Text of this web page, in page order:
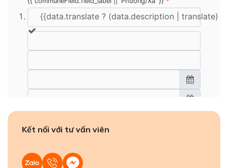
Kết nối với tư vấn viên